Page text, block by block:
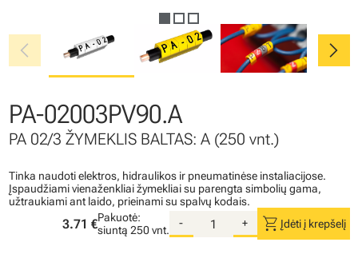
chevron_left chevron_right
PA-02003PV90.A
PA 02/3 ŽYMEKLIS BALTAS: A (250 vnt.)
Tinka naudoti elektros, hidraulikos ir pneumatinėse instaliacijose.
Įspaudžiami vienaženkliai žymekliai su parengta simbolių gama,
užtraukiami ant laido, prieinami su spalvų kodais.
3.71 €Pakuotė:
siuntą 250 vnt.
- + shopping_cart Įdėti į krepšelį